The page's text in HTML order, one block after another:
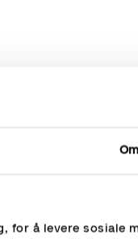
Om
for å levere sosiale